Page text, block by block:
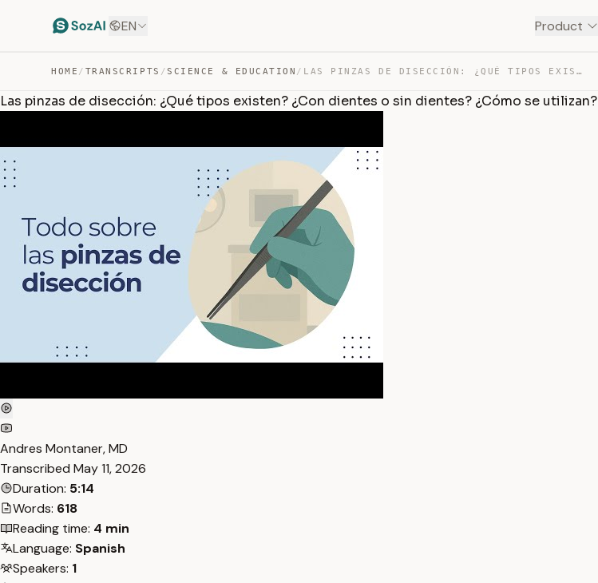
EN Product
HOME / TRANSCRIPTS /SCIENCE & EDUCATION / LAS PINZAS DE DISECCIÓN: ¿QUÉ TIPOS EXISTEN? ¿CON DIENT… — TRANSCRIPT
Las pinzas de disección: ¿Qué tipos existen? ¿Con dientes o sin dientes? ¿Cómo se utilizan?
Andres Montaner, MD
Transcribed May 11, 2026
Duration: 5:14
Words: 618
Reading time: 4 min
Language: Spanish
Speakers: 1